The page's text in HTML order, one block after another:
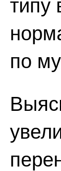
типу
по